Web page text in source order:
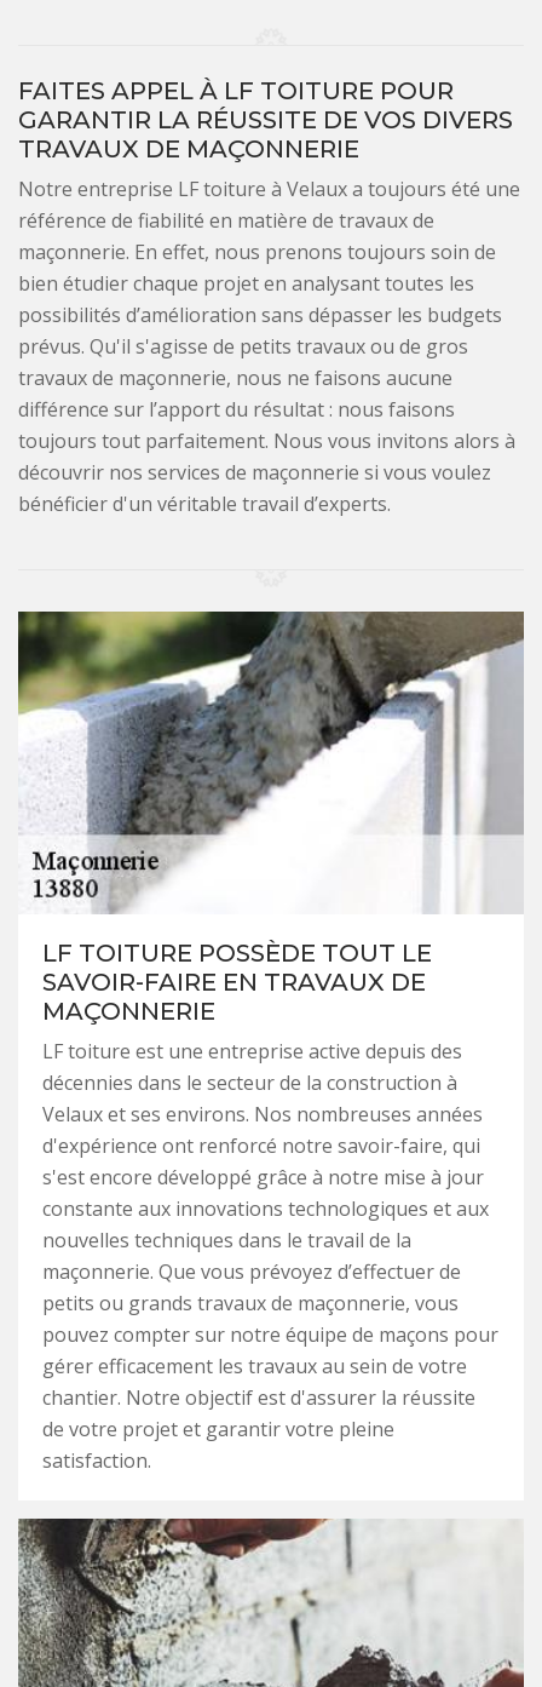
FAITES APPEL À LF TOITURE POUR
GARANTIR LA RÉUSSITE DE VOS DIVERS
TRAVAUX DE MAÇONNERIE
Notre entreprise LF toiture à Velaux a toujours été une
référence de fiabilité en matière de travaux de
maçonnerie. En effet, nous prenons toujours soin de
bien étudier chaque projet en analysant toutes les
possibilités d’amélioration sans dépasser les budgets
prévus. Qu'il s'agisse de petits travaux ou de gros
travaux de maçonnerie, nous ne faisons aucune
différence sur l’apport du résultat : nous faisons
toujours tout parfaitement. Nous vous invitons alors à
découvrir nos services de maçonnerie si vous voulez
bénéficier d'un véritable travail d’experts.
LF TOITURE POSSÈDE TOUT LE
SAVOIR-FAIRE EN TRAVAUX DE
MAÇONNERIE
LF toiture est une entreprise active depuis des
décennies dans le secteur de la construction à
Velaux et ses environs. Nos nombreuses années
d'expérience ont renforcé notre savoir-faire, qui
s'est encore développé grâce à notre mise à jour
constante aux innovations technologiques et aux
nouvelles techniques dans le travail de la
maçonnerie. Que vous prévoyez d’effectuer de
petits ou grands travaux de maçonnerie, vous
pouvez compter sur notre équipe de maçons pour
gérer efficacement les travaux au sein de votre
chantier. Notre objectif est d'assurer la réussite
de votre projet et garantir votre pleine
satisfaction.